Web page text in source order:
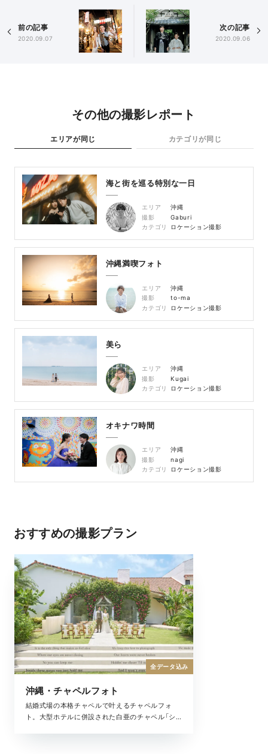
前の記事
2020.09.07
次の記事
2020.09.06
その他の撮影レポート
エリアが同じ カテゴリが同じ
海と街を巡る特別な一日
エリア
沖縄
撮影
Gaburi
カテゴリ
ロケーション撮影
沖縄満喫フォト
エリア
沖縄
撮影
to-ma
カテゴリ
ロケーション撮影
美ら
エリア
沖縄
撮影
Kugai
カテゴリ
ロケーション撮影
オキナワ時間
エリア
沖縄
撮影
nagi
カテゴリ
ロケーション撮影
おすすめの撮影プラン
沖縄・チャペルフォト
結婚式場の本格チャペルで叶えるチャペルフォ
ト。大型ホテルに併設された白亜のチャペル「シ
全データ込み